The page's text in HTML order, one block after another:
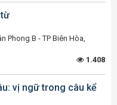
Phong B - TP Biên Hòa,
1.408
vị ngữ trong câu kể